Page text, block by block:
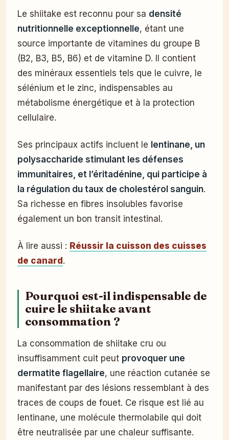
Le shiitake est reconnu pour sa densité
nutritionnelle exceptionnelle, étant une
source importante de vitamines du groupe B
(B2, B3, B5, B6) et de vitamine D. Il contient
des minéraux essentiels tels que le cuivre, le
sélénium et le zinc, indispensables au
métabolisme énergétique et à la protection
cellulaire.
Ses principaux actifs incluent le lentinane, un
polysaccharide stimulant les défenses
immunitaires, et l’éritadénine, qui participe à
la régulation du taux de cholestérol sanguin.
Sa richesse en fibres insolubles favorise
également un bon transit intestinal.
À lire aussi : Réussir la cuisson des cuisses
de canard .
Pourquoi est-il indispensable de
cuire le shiitake avant
consommation ?
La consommation de shiitake cru ou
insuffisamment cuit peut provoquer une
dermatite flagellaire, une réaction cutanée se
manifestant par des lésions ressemblant à des
traces de coups de fouet. Ce risque est lié au
lentinane, une molécule thermolabile qui doit
être neutralisée par une chaleur suffisante.